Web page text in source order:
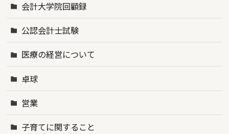
会計大学院回顧録
公認会計士試験
医療の経営について
卓球
営業
子育てに関すること